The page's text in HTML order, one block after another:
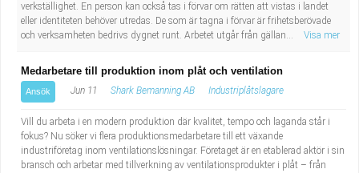
verkställighet. En person kan också tas i förvar om rätten att vistas i landet
eller identiteten behöver utredas. De som är tagna i förvar är frihetsberövade
och verksamheten bedrivs dygnet runt. Arbetet utgår från gällan...
Visa mer
Medarbetare till produktion inom plåt och ventilation
Ansök Jun 11 Shark Bemanning AB Industriplåtslagare
Vill du arbeta i en modern produktion där kvalitet, tempo och laganda står i
fokus? Nu söker vi flera produktionsmedarbetare till ett växande
industriföretag inom ventilationslösningar. Företaget är en etablerad aktör i sin
bransch och arbetar med tillverkning av ventilationsprodukter i plåt – från